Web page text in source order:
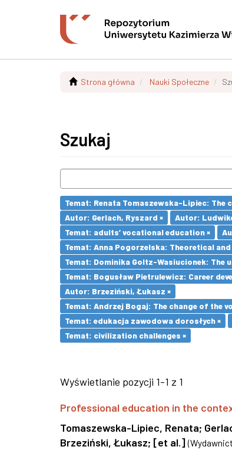
Strona główna Nauki Społeczne
Szukaj
Temat: Renata Tomaszewska-Lipiec:
Autor: Gerlach, Ryszard ×
Autor:
Temat: adults’ vocational education ×
Temat: Anna Pogorzelska: Theoretical
Temat: Dominika Goltz-Wasiucionek: The
Temat: Bogusław Pietrulewicz: Career
Autor: Brzeziński, Łukasz ×
Temat: Andrzej Bogaj: The change of the
Temat: edukacja zawodowa dorosłych ×
Temat: civilization challenges ×
Wyświetlanie pozycji 1-1 z 1
Professional education in the
Tomaszewska-Lipiec, Renata;
Brzeziński, Łukasz; [et al.] (